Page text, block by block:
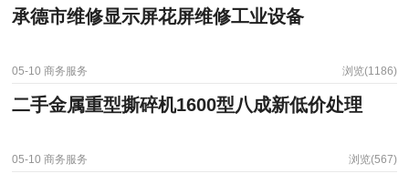
承德市维修显示屏花屏维修工业设备
05-10 商务服务 浏览(1186)
二手金属重型撕碎机1600型八成新低价处理
05-10 商务服务 浏览(567)